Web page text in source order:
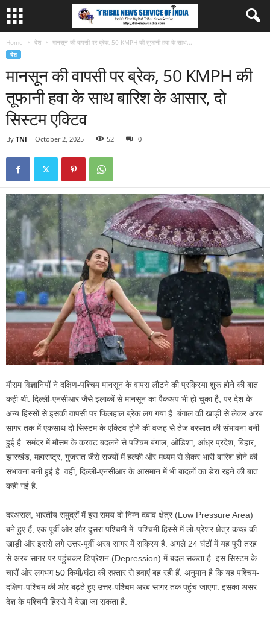
Home देश मानसून की वापसी पर ब्रेक, 50 KMPH की तूफानी हवा के साथ...
देश
मानसून की वापसी पर ब्रेक, 50 KMPH की
तूफानी हवा के साथ बारिश के आसार, दो
सिस्‍टम एक्टिव
By TNI - October 2, 2025 52 0
मौसम विज्ञानियों ने दक्षिण-पश्चिम मानसून के वापस लौटने की प्रक्रिया शुरू होने की बात
कही थी. दिल्‍ली-एनसीआर जैसे इलाकों से मानसून का पैकअप भी हो चुका है, पर देश के
अन्‍य हिस्‍सों से इसकी वापसी पर फिलहाल ब्रेक लग गया है. बंगाल की खाड़ी से लेकर अरब
सागर तक में एकसाथ दो सिस्‍टम के एक्टिव होने की वजह से तेज बरसात की संभावना बनी
हुई है. समंदर में मौसम के करवट बदलने से पश्चिम बंगाल, ओडिशा, आंध्र प्रदेश, बिहार,
झारखंड, महाराष्‍ट्र, गुजरात जैसे राज्‍यों में हल्‍की और मध्‍यम से लेकर भारी बारिश होने की
संभावना बनी हुई है. वहीं, दिल्‍ली-एनसीआर के आसमान में भी बादलों का डेरा रहने की बात
कही गई है.
दरअसल, भारतीय समुद्रों में इस समय दो निम्न दबाव क्षेत्र (Low Pressure Area)
बने हुए हैं, एक पूर्वी ओर और दूसरा पश्चिमी में. पश्चिमी हिस्से में लो-प्रेशर क्षेत्र कच्छ की
खाड़ी और इससे लगे उत्तर-पूर्वी अरब सागर में सक्रिय है. अगले 24 घंटों में यह पूरी तरह
से अरब सागर पर पहुंचकर डिप्रेशन (Depression) में बदल सकता है. इस सिस्टम के
चारों ओर लगभग 50 किमी/घंटा की रफ़्तार से हवाएं बह रही हैं. अनुमान है कि यह पश्चिम-
दक्षिण-पश्चिम की ओर बढ़ते हुए उत्तर-पश्चिम अरब सागर तक पहुंच जाएगा. इसका असर
देश के पश्चिमी हिस्‍से में देखा जा सकता है.